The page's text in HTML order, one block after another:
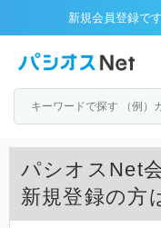
新規会員登録で
パシオスNet
新規登録の方